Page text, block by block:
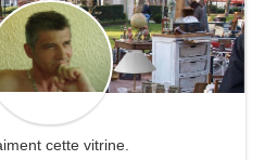
cette vitrine.